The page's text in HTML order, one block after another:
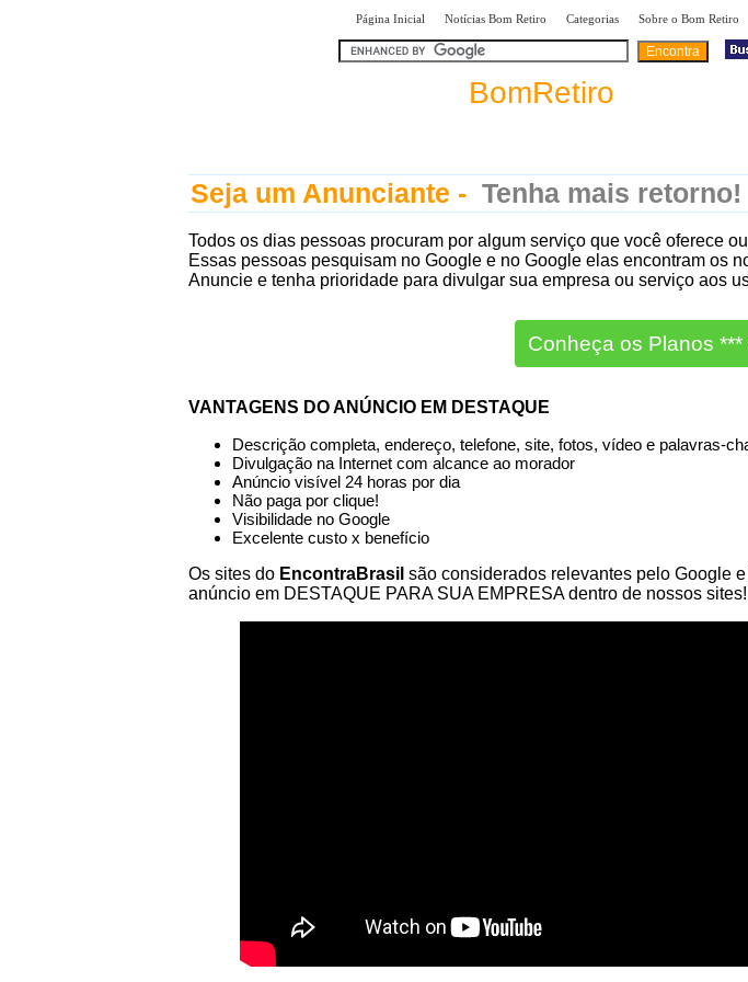
Página Inicial Notícias Bom Retiro Categorias Sobre o Bom Retiro
BomRetiro
Seja um Anunciante - Tenha mais retorno!
Todos os dias pessoas procuram por algum serviço que você oferece
Essas pessoas pesquisam no Google e no Google elas encontram os
Anuncie e tenha prioridade para divulgar sua empresa ou serviço aos
Conheça os Planos
VANTAGENS DO ANÚNCIO EM DESTAQUE
Descrição completa, endereço, telefone, site, fotos, vídeo e palavras-
Divulgação na Internet com alcance ao morador
Anúncio visível 24 horas por dia
Não paga por clique!
Visibilidade no Google
Excelente custo x benefício
Os sites do EncontraBrasil são considerados relevantes pelo Google
anúncio em DESTAQUE PARA SUA EMPRESA dentro de nossos sites!